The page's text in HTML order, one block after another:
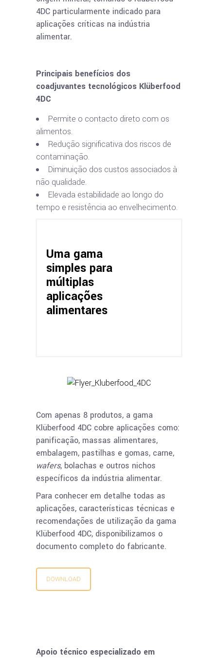
4DC particularmente indicado para
aplicações críticas na indústria
alimentar.
Principais benefícios dos
coadjuvantes tecnológicos Klüberfood
4DC
Permite o contacto direto com os
alimentos.
Redução significativa dos riscos de
contaminação.
Diminuição dos custos associados à
não qualidade.
Elevada estabilidade ao longo do
tempo e resistência ao envelhecimento.
Uma gama
simples para
múltiplas
aplicações
alimentares
Com apenas 8 produtos, a gama
Klüberfood 4DC cobre aplicações como:
panificação, massas alimentares,
embalagem, pastilhas e gomas, carne,
wafers, bolachas e outros nichos
específicos da indústria alimentar.
Para conhecer em detalhe todas as
aplicações, características técnicas e
recomendações de utilização da gama
Klüberfood 4DC, disponibilizamos o
documento completo do fabricante.
DOWNLOAD
Apoio técnico especializado em